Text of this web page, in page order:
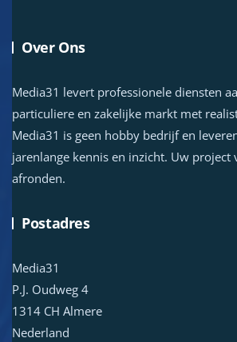
Over Ons
Media31 levert professionele diensten
particuliere en zakelijke markt met
Media31 is geen hobby bedrijf en
jarenlange kennis en inzicht. Uw project
afronden.
Postadres
Media31
P.J. Oudweg 4
1314 CH Almere
Nederland